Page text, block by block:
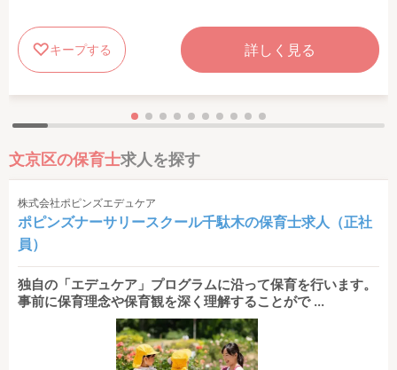
キープする 詳しく見る
文京区の保育士求人を探す
株式会社ポピンズエデュケア
ポピンズナーサリースクール千駄木の保育士求人（正社
員）
独自の「エデュケア」プログラムに沿って保育を行います。
事前に保育理念や保育観を深く理解することがで ...